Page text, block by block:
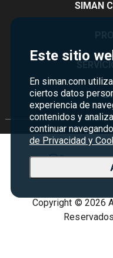
Este sitio
En siman.com
ciertos datos
experiencia de
contenidos y
continuar
de Privacidad y
SIMAN
Política de
Copyright © 2026